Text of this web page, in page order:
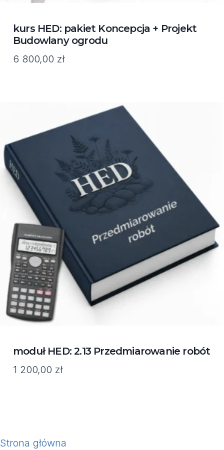
kurs HED: pakiet Koncepcja + Projekt
Budowlany ogrodu
6 800,00 zł
moduł HED: 2.13 Przedmiarowanie robót
1 200,00 zł
Strona główna